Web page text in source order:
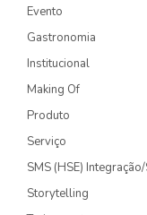
FOTOGRAFIA
Evento
Gastronomia
Institucional
Making Of
Produto
Serviço
SMS (HSE)
Storytelling